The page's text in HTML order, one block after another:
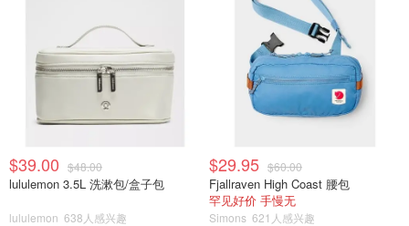
$39.00 $48.00
lululemon 3.5L 洗漱包/盒子包
lululemon 638人感兴趣
$29.95 $60.00
Fjallraven High Coast 腰包
罕见好价 手慢无
Simons 621人感兴趣